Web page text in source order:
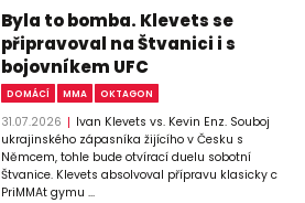
Byla to bomba. Klevets se
připravoval na Štvanici i s
bojovníkem UFC
DOMÁCÍ MMA OKTAGON
31.07.2026
Ivan Klevets vs. Kevin Enz. Souboj
ukrajinského zápasníka žijícího v Česku s
Němcem, tohle bude otvírací duelu sobotní
Štvanice. Klevets absolvoval přípravu klasicky c
PriMMAt gymu ...